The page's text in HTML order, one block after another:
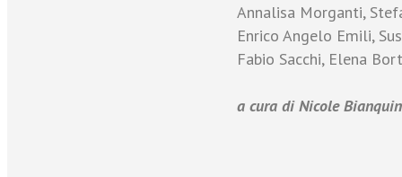
Annalisa Morganti,
Enrico Angelo Emili,
Fabio Sacchi, Elena
a cura di Nicole